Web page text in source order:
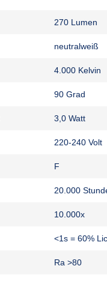
270 Lumen
neutralweiß
4.000 Kelvin
90 Grad
3,0 Watt
220-240 Volt
F
20.000
10.000x
<1s = 60%
Ra >80